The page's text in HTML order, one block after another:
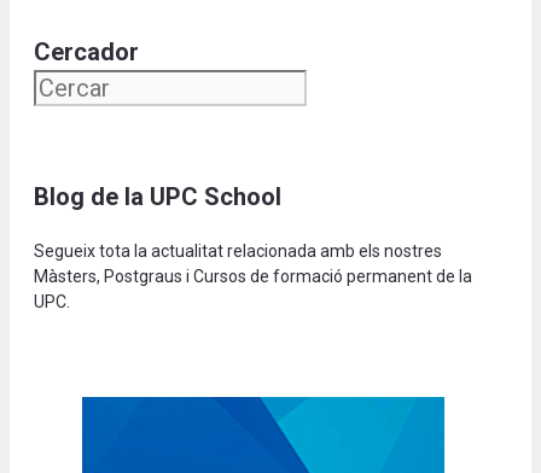
Cercador
Blog de la UPC School
Segueix tota la actualitat relacionada amb els nostres
Màsters, Postgraus i Cursos de formació permanent de la
UPC.